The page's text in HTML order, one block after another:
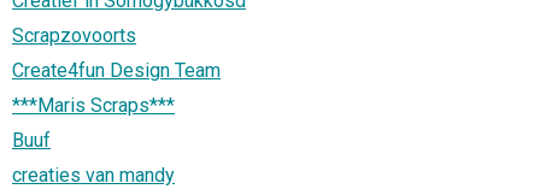
Scrapzovoorts
Create4fun Design Team
***Maris Scraps***
Buuf
creaties van mandy